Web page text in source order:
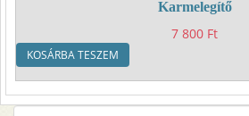
Karmelegítő
7 800 Ft
KOSÁRBA TESZEM